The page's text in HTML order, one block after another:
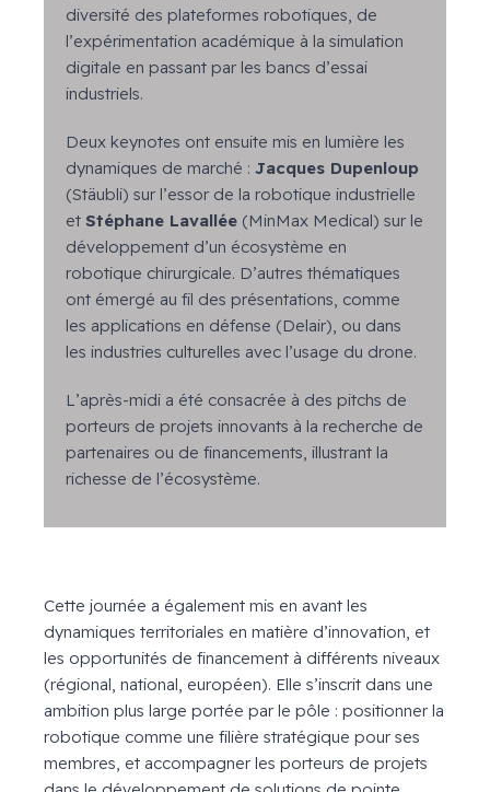
diversité des plateformes robotiques, de
l’expérimentation académique à la simulation
digitale en passant par les bancs d’essai
industriels.
Deux keynotes ont ensuite mis en lumière les
dynamiques de marché : Jacques Dupenloup
(Stäubli) sur l’essor de la robotique industrielle
et Stéphane Lavallée (MinMax Medical) sur le
développement d’un écosystème en
robotique chirurgicale. D’autres thématiques
ont émergé au fil des présentations, comme
les applications en défense (Delair), ou dans
les industries culturelles avec l’usage du drone.
L’après-midi a été consacrée à des pitchs de
porteurs de projets innovants à la recherche de
partenaires ou de financements, illustrant la
richesse de l’écosystème.
Cette journée a également mis en avant les
dynamiques territoriales en matière d’innovation, et
les opportunités de financement à différents niveaux
(régional, national, européen). Elle s’inscrit dans une
ambition plus large portée par le pôle : positionner la
robotique comme une filière stratégique pour ses
membres, et accompagner les porteurs de projets